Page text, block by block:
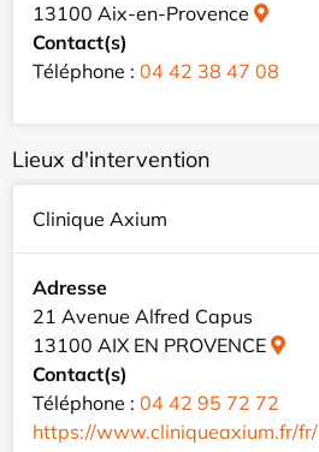
13100 Aix-en-Provence
Contact(s)
Téléphone : 04 42 38 47 08
Lieux d'intervention
Clinique Axium
Adresse
21 Avenue Alfred Capus
13100 AIX EN PROVENCE
Contact(s)
Téléphone : 04 42 95 72 72
https://www.cliniqueaxium.fr/fr/